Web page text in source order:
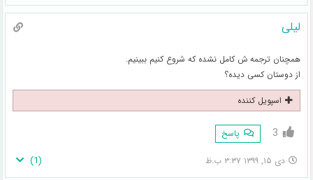
لیلی
همچنان ترجمه ش کامل نشده که شروع کنیم ببینیم.
از دوستان کسی دیده؟
اسپویل کننده
3 پاسخ
دی ۱۵, ۱۳۹۹ ۳:۳۷ ب.ظ (
1
)